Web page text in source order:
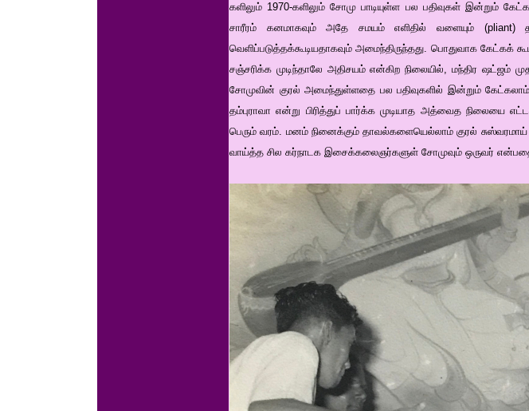
களிலும் 1970-களிலும் சோமு பாடியுள்ள பல பதிவுகள் இன்றும்
சாரீரம் கனமாகவும் அதே சமயம் எளிதில் வளையும்
வெளிப்படுத்தக்கூடியதாகவும் அமைந்திருந்தது. பொதுவாக கேட்கக்
சஞ்சரிக்க முடிந்தாலே அதிசயம் என்கிற நிலையில், மந்திர ஷட்ஜம்
சோமுவின் குரல் அமைந்துள்ளதை பல பதிவுகளில் இன்றும்
தம்புராவா என்று பிரித்துப் பார்க்க முடியாத அத்வைத நிலையை
பெரும் வரம். மனம் நினைக்கும் தாவல்களையெல்லாம் குரல்
வாய்த்த சில கர்நாடக இசைக்கலைஞர்களுள் சோமுவும் ஒருவர்